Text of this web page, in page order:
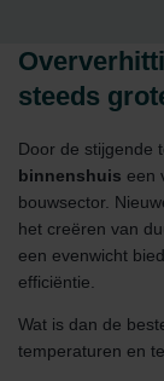
steeds
Door de stijgende
binnenshuis een
bouwsector.
het creëren van
een evenwicht
efficiëntie.
Wat is dan de
temperaturen en